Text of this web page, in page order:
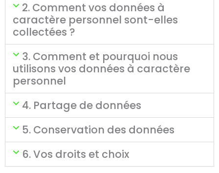
2. Comment vos données à
caractère personnel sont-elles
collectées ?
3. Comment et pourquoi nous
utilisons vos données à caractère
personnel
4. Partage de données
5. Conservation des données
6. Vos droits et choix